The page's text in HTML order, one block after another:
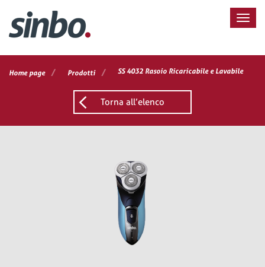
Home page / Prodotti / SS 4032 Rasoio Ricaricabile e Lavabile
Torna all’elenco